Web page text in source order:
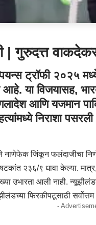
| गुरुदत्त
ट्रॉफी २०२५
या विजयासह,
आणि यजमान
निराशा
नाणेफेक जिंकून फलंदाजीचा
२३६/९ धावा केल्या.
उभारता आली नाही.
फिरकीपटूसाठी
-